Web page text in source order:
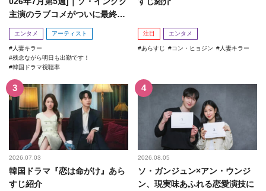
主演のラブコメがついに最終
回！
エンタメ アーティスト
人妻キラー
残念ながら明日も出勤です！
韓国ドラマ視聴率
注目 エンタメ
あらすじ コン・ヒョジン 人妻キラー
2026.07.03
韓国ドラマ『恋は命がけ』あら
すじ紹介
2026.08.05
ソ・ガンジュン×アン・ウンジ
ン、現実味あふれる恋愛演技に